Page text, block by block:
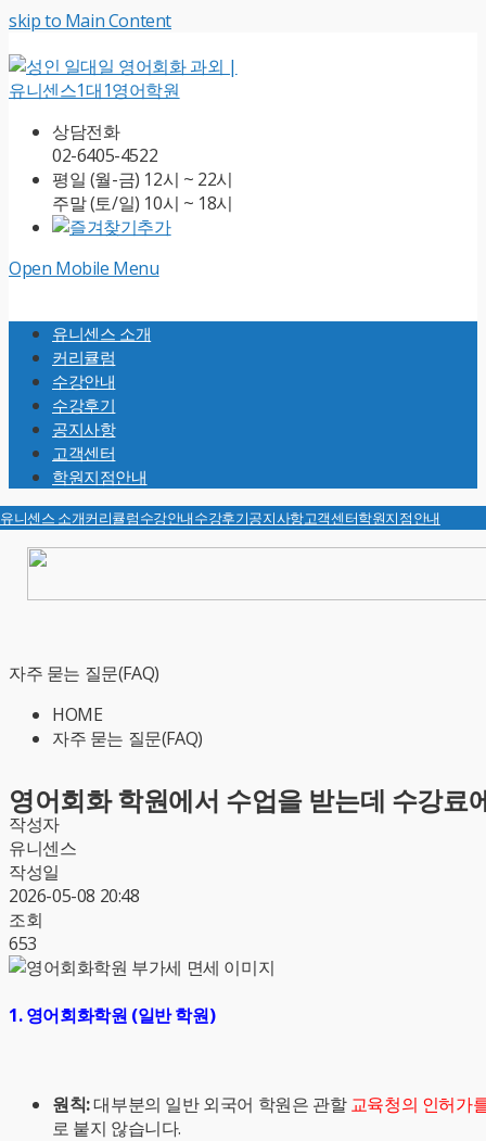
skip to Main Content
상담전화
02-6405-4522
평일 (월-금) 12시 ~ 22시
주말 (토/일) 10시 ~ 18시
Open Mobile Menu
유니센스 소개
커리큘럼
수강안내
수강후기
공지사항
고객센터
학원지점안내
유니센스 소개커리큘럼수강안내수강후기공지사항고객센터학원지점안내
자주 묻는 질문(FAQ)
HOME
자주 묻는 질문(FAQ)
영어회화 학원에서 수업을 받는데 수강료
작성자
유니센스
작성일
2026-05-08 20:48
조회
653
1. 영어회화학원 (일반 학원)
원칙:대부분의 일반 외국어 학원은 관할교육청의 인허가
로 붙지 않습니다.